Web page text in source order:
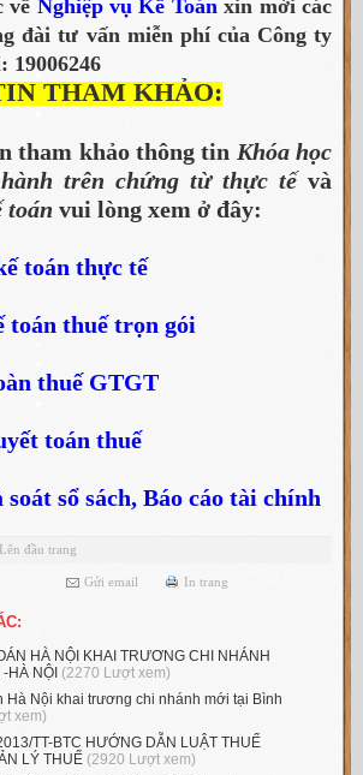
về Nghiệp vụ Kế Toán xin mời các
đài tư vấn miễn phí của Công ty
19006246
THAM KHẢO:
tham khảo thông tin Khóa học
trên chứng từ thực tếvà
toán vui lòng xem ở đây:
toán thực tế
toán thuế trọn gói
thuế GTGT
toán thuế
sổ sách, Báo cáo tài chính
Lên đầu trang
Gửi email In trang
HÀ NỘI KHAI TRƯƠNG CHI NHÁNH
-HÀ NỘI (2270 Lượt xem)
Hà Nội khai trương chi nhánh mới tại Bình
xem)
TT-BTC HƯỚNG DẪN LUẬT THUẾ
LÝ THUẾ (2920 Lượt xem)